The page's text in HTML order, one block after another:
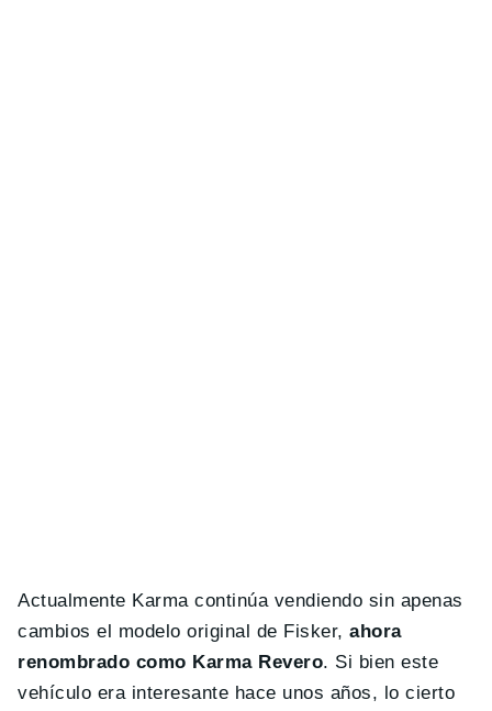
Actualmente Karma continúa vendiendo sin apenas
cambios el modelo original de Fisker,ahora
renombrado como Karma Revero. Si bien este
vehículo era interesante hace unos años, lo cierto